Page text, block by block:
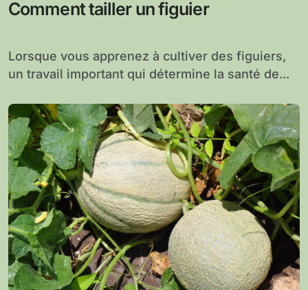
Comment tailler un figuier
Lorsque vous apprenez à cultiver des figuiers,
un travail important qui détermine la santé de...